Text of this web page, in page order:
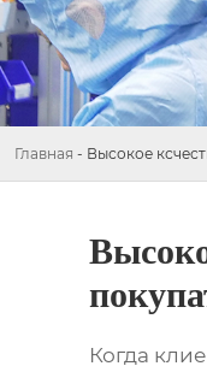
Главная - Высокое
Когда